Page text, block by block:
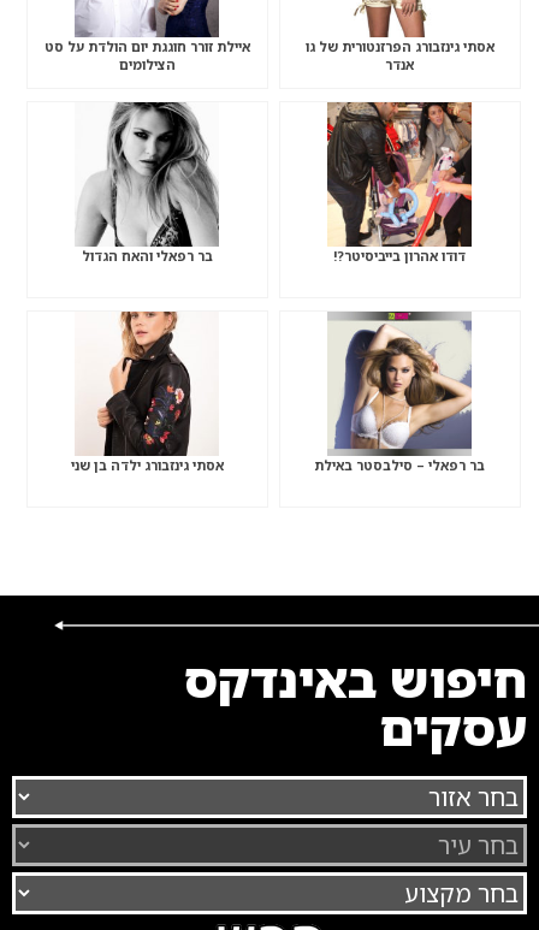
אסתי גינזבורג הפרזנטורית של גו
אנדר
איילת זורר חוגגת יום הולדת על סט
הצילומים
דודו אהרון בייביסיטר?! בר רפאלי והאח הגדול
בר רפאלי – סילבסטר באילת אסתי גינזבורג ילדה בן שני
חיפוש באינדקס
עסקים